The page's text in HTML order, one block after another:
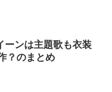
ーンは主題歌も衣装
？のまとめ